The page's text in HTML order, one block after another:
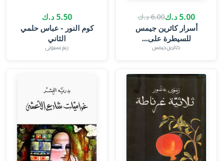
5.00 د.ك 6.00 د.ك
أسرار كاثرين جيمس
للسيطرة على...
كاثرين جيمس‎
5.50 د.ك
كوم النور - عباس حلمي
الثاني
ريم بسيونى